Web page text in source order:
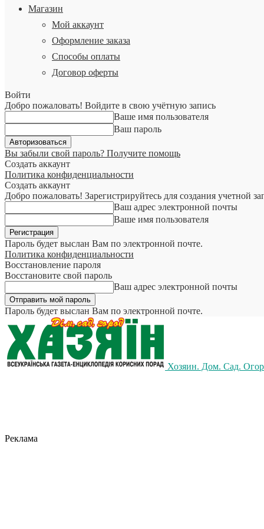
Магазин
Мой аккаунт
Оформление заказа
Способы оплаты
Договор оферты
Войти
Добро пожаловать! Войдите в свою учётную запись
Ваше имя пользователя
Ваш пароль
Вы забыли свой пароль? Получите помощь
Создать аккаунт
Политика конфиденциальности
Создать аккаунт
Добро пожаловать! Зарегистрируйтесь для создания учетной
Ваш адрес электронной почты
Ваше имя пользователя
Пароль будет выслан Вам по электронной почте.
Политика конфиденциальности
Восстановление пароля
Восстановите свой пароль
Ваш адрес электронной почты
Пароль будет выслан Вам по электронной почте.
Хозяин. Дом. Сад.
Реклама